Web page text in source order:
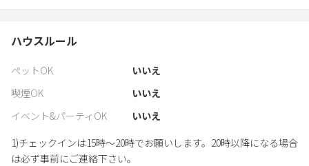
ハウスルール
ペットOK
いいえ
喫煙OK
いいえ
イベント&パーティOK
いいえ
1)チェックインは15時～20時でお願いします。20時以降になる場合
は必ず事前にご連絡下さい。